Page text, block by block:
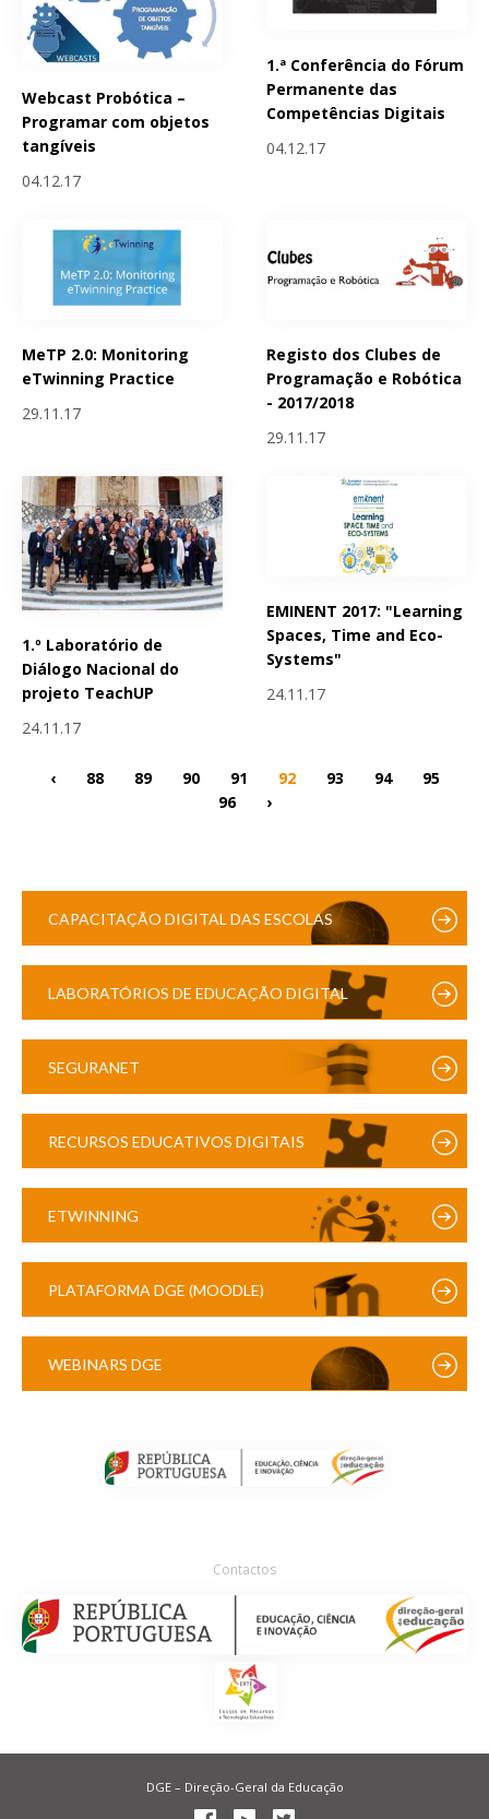
Webcast Probótica –
Programar com objetos
tangíveis
04.12.17
1.ª Conferência do Fórum
Permanente das
Competências Digitais
04.12.17
MeTP 2.0: Monitoring
eTwinning Practice
29.11.17
Registo dos Clubes de
Programação e Robótica
- 2017/2018
29.11.17
1.º Laboratório de
Diálogo Nacional do
projeto TeachUP
24.11.17
EMINENT 2017: "Learning
Spaces, Time and Eco-
Systems"
24.11.17
‹ 88 89 90 91 92 93 94
95
96
›
CAPACITAÇÃO DIGITAL DAS ESCOLAS
LABORATÓRIOS DE EDUCAÇÃO DIGITAL
SEGURANET
RECURSOS EDUCATIVOS DIGITAIS
ETWINNING
PLATAFORMA DGE (MOODLE)
WEBINARS DGE
Contactos
DGE – Direção-Geral da Educação